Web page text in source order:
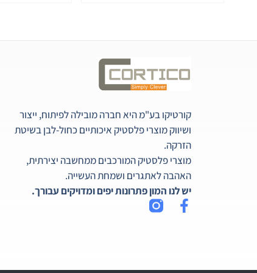
קורטיקו בע"מ היא חברה מובילה לפיתוח, ייצור
ושיווק מוצרי פלסטיק איכותיים כחול-לבן בשיטת
הזרקה.
מוצרי פלסטיק המורכבים ממחשבה יצירתית,
האהבה לאתגרים ושמחת העשייה.
יש לנו המון פתרונות יפים ומדויקים עבורך.